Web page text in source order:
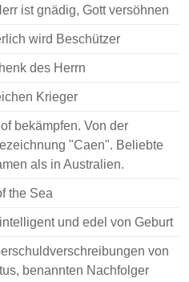
ist gnädig, Gott versöhnen
wird Beschützer
des Herrn
Krieger
bekämpfen. Von der
"Caen". Beliebte
als in Australien.
the Sea
und edel von Geburt
von
benannten Nachfolger